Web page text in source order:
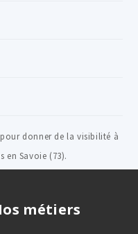
donner de la visibilité à
en Savoie (73).
métiers